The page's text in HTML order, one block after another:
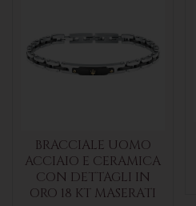
BRACCIALE UOMO
ACCIAIO E CERAMICA
CON DETTAGLI IN
ORO 18 KT MASERATI